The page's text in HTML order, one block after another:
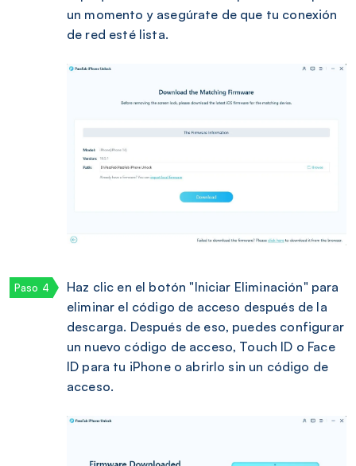
un momento y asegúrate de que tu conexión
de red esté lista.
Haz clic en el botón "Iniciar Eliminación" para
eliminar el código de acceso después de la
descarga. Después de eso, puedes configurar
un nuevo código de acceso, Touch ID o Face
ID para tu iPhone o abrirlo sin un código de
acceso.